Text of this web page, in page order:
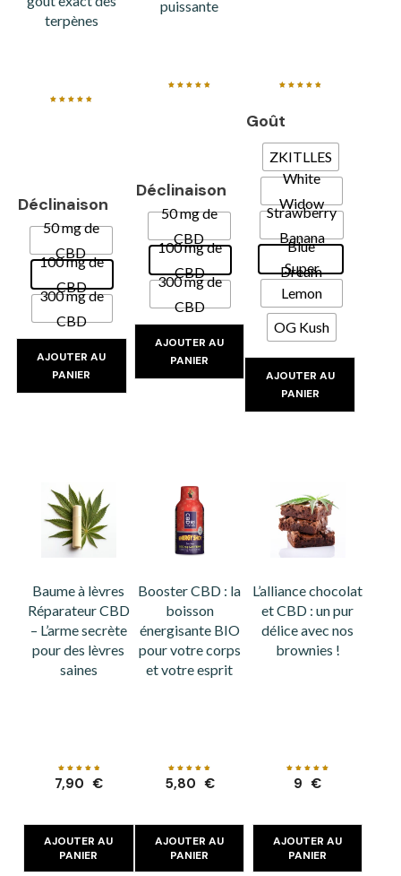
terpènes
Déclinaison
50 mg de
CBD
100 mg de
CBD
300 mg de
CBD
AJOUTER AU
PANIER
puissante
Déclinaison
50 mg de
CBD
100 mg de
CBD
300 mg de
CBD
AJOUTER AU
PANIER
Goût
ZKITLLES
White
Widow
Strawberry
Banana
Blue
Dream
Super
Lemon
Haze
OG Kush
AJOUTER AU
PANIER
Baume à lèvres
Réparateur CBD
– L’arme secrète
pour des lèvres
saines
5.00
sur 5
7,90 €
AJOUTER AU
PANIER
Booster CBD : la
boisson
énergisante BIO
pour votre corps
et votre esprit
4.93
sur 5
5,80 €
AJOUTER AU
PANIER
L’alliance chocolat
et CBD : un pur
délice avec nos
brownies !
5.00
sur 5
9 €
AJOUTER AU
PANIER